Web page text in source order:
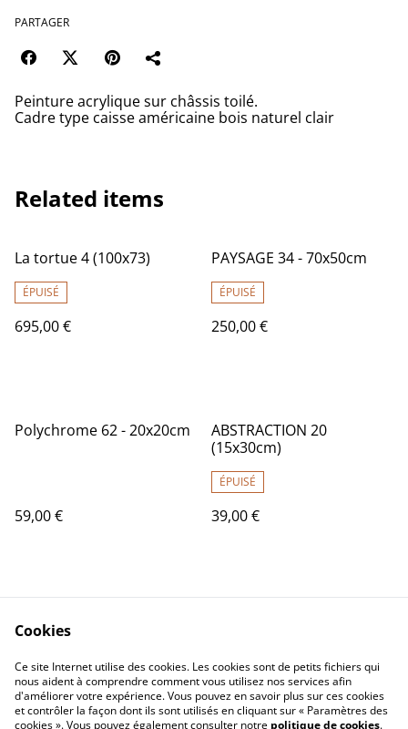
PARTAGER
Peinture acrylique sur châssis toilé.
Cadre type caisse américaine bois naturel clair
Related items
La tortue 4 (100x73)
ÉPUISÉ
695,00 €
PAYSAGE 34 - 70x50cm
ÉPUISÉ
250,00 €
Polychrome 62 - 20x20cm
59,00 €
ABSTRACTION 20
(15x30cm)
ÉPUISÉ
39,00 €
Contactez-nous
Conditions
Politique de
confidentialité
Politique de cookies
Cookies
Ce site Internet utilise des cookies. Les cookies sont de petits fichiers qui
nous aident à comprendre comment vous utilisez nos services afin
d'améliorer votre expérience. Vous pouvez en savoir plus sur ces cookies
et contrôler la façon dont ils sont utilisés en cliquant sur « Paramètres des
cookies ». Vous pouvez également consulter notre politique de cookies.